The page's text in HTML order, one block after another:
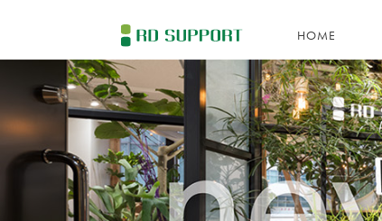
HOME
SERVICE
RECRUITING
TOPICS
INFORMATION